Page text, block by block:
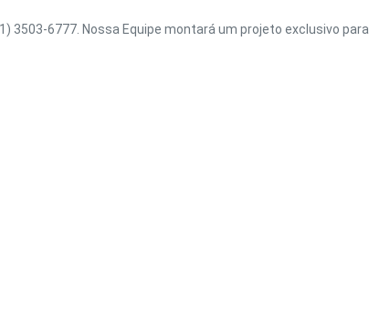
3503-6777. Nossa Equipe montará um projeto exclusivo para